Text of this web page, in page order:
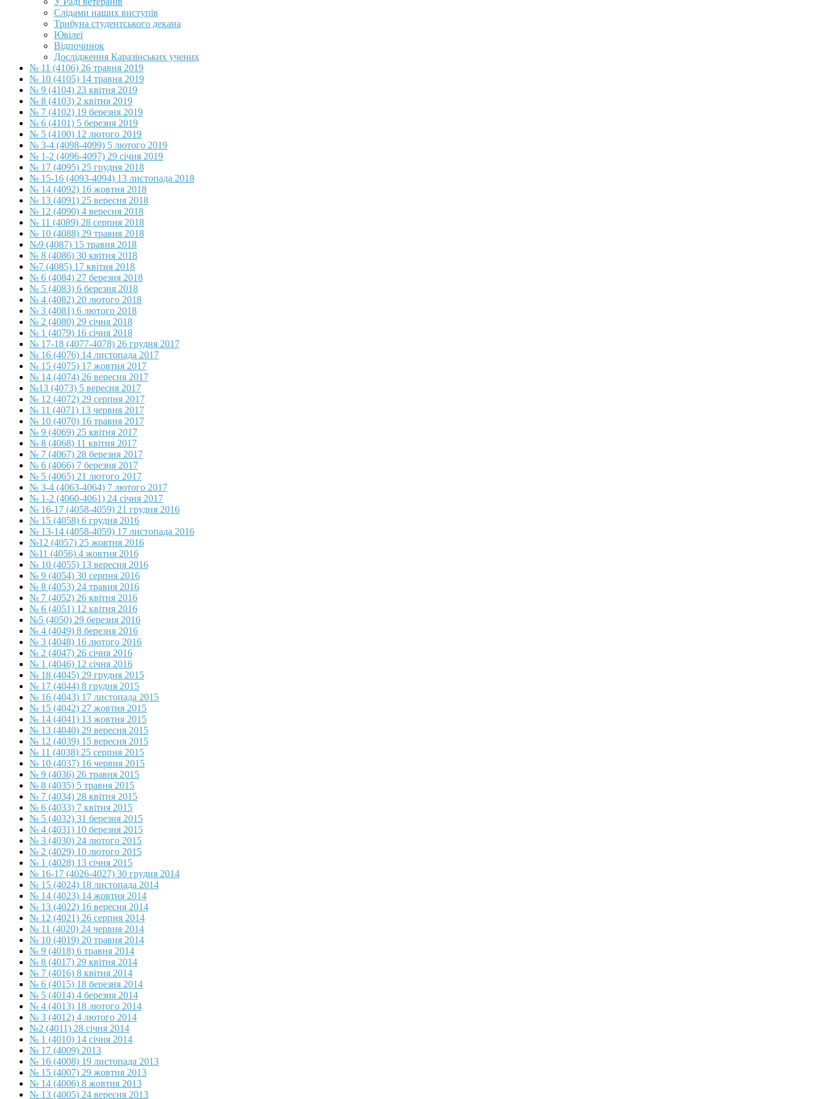
Слідами наших виступів
Трибуна студентського декана
Ювілеї
Відпочинок
Дослідження Каразінських учених
№ 11 (4106) 26 травня 2019
№ 10 (4105) 14 травня 2019
№ 9 (4104) 23 квітня 2019
№ 8 (4103) 2 квітня 2019
№ 7 (4102) 19 березня 2019
№ 6 (4101) 5 березня 2019
№ 5 (4100) 12 лютого 2019
№ 3-4 (4098-4099) 5 лютого 2019
№ 1-2 (4096-4097) 29 січня 2019
№ 17 (4095) 25 грудня 2018
№ 15-16 (4093-4094) 13 листопада 2018
№ 14 (4092) 16 жовтня 2018
№ 13 (4091) 25 вересня 2018
№ 12 (4090) 4 вересня 2018
№ 11 (4089) 28 серпня 2018
№ 10 (4088) 29 травня 2018
№9 (4087) 15 травня 2018
№ 8 (4086) 30 квітня 2018
№7 (4085) 17 квітня 2018
№ 6 (4084) 27 березня 2018
№ 5 (4083) 6 березня 2018
№ 4 (4082) 20 лютого 2018
№ 3 (4081) 6 лютого 2018
№ 2 (4080) 29 січня 2018
№ 1 (4079) 16 січня 2018
№ 17-18 (4077-4078) 26 грудня 2017
№ 16 (4076) 14 листопада 2017
№ 15 (4075) 17 жовтня 2017
№ 14 (4074) 26 вересня 2017
№13 (4073) 5 вересня 2017
№ 12 (4072) 29 серпня 2017
№ 11 (4071) 13 червня 2017
№ 10 (4070) 16 травня 2017
№ 9 (4069) 25 квітня 2017
№ 8 (4068) 11 квітня 2017
№ 7 (4067) 28 березня 2017
№ 6 (4066) 7 березня 2017
№ 5 (4065) 21 лютого 2017
№ 3-4 (4063-4064) 7 лютого 2017
№ 1-2 (4060-4061) 24 січня 2017
№ 16-17 (4058-4059) 21 грудня 2016
№ 15 (4058) 6 грудня 2016
№ 13-14 (4058-4059) 17 листопада 2016
№12 (4057) 25 жовтня 2016
№11 (4056) 4 жовтня 2016
№ 10 (4055) 13 вересня 2016
№ 9 (4054) 30 серпня 2016
№ 8 (4053) 24 травня 2016
№ 7 (4052) 26 квітня 2016
№ 6 (4051) 12 квітня 2016
№5 (4050) 29 березня 2016
№ 4 (4049) 8 березня 2016
№ 3 (4048) 16 лютого 2016
№ 2 (4047) 26 січня 2016
№ 1 (4046) 12 січня 2016
№ 18 (4045) 29 грудня 2015
№ 17 (4044) 8 грудня 2015
№ 16 (4043) 17 листопада 2015
№ 15 (4042) 27 жовтня 2015
№ 14 (4041) 13 жовтня 2015
№ 13 (4040) 29 вересня 2015
№ 12 (4039) 15 вересня 2015
№ 11 (4038) 25 серпня 2015
№ 10 (4037) 16 червня 2015
№ 9 (4036) 26 травня 2015
№ 8 (4035) 5 травня 2015
№ 7 (4034) 28 квітня 2015
№ 6 (4033) 7 квітня 2015
№ 5 (4032) 31 березня 2015
№ 4 (4031) 10 березня 2015
№ 3 (4030) 24 лютого 2015
№ 2 (4029) 10 лютого 2015
№ 1 (4028) 13 січня 2015
№ 16-17 (4026-4027) 30 грудня 2014
№ 15 (4024) 18 листопада 2014
№ 14 (4023) 14 жовтня 2014
№ 13 (4022) 16 вересня 2014
№ 12 (4021) 26 серпня 2014
№ 11 (4020) 24 червня 2014
№ 10 (4019) 20 травня 2014
№ 9 (4018) 6 травня 2014
№ 8 (4017) 29 квітня 2014
№ 7 (4016) 8 квітня 2014
№ 6 (4015) 18 березня 2014
№ 5 (4014) 4 березня 2014
№ 4 (4013) 18 лютого 2014
№ 3 (4012) 4 лютого 2014
№2 (4011) 28 січня 2014
№ 1 (4010) 14 січня 2014
№ 17 (4009) 2013
№ 16 (4008) 19 листопада 2013
№ 15 (4007) 29 жовтня 2013
№ 14 (4006) 8 жовтня 2013
№ 13 (4005) 24 вересня 2013